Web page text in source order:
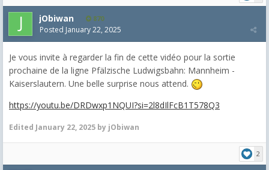
jObiwan 870
Posted January 22, 2025
Je vous invite à regarder la fin de cette vidéo pour la sortie
prochaine de la ligne Pfälzische Ludwigsbahn: Mannheim -
Kaiserslautern. Une belle surprise nous attend.
https://youtu.be/DRDwxp1NQUI?si=2l8dIlFcB1T578Q3
Edited January 22, 2025 by jObiwan
2